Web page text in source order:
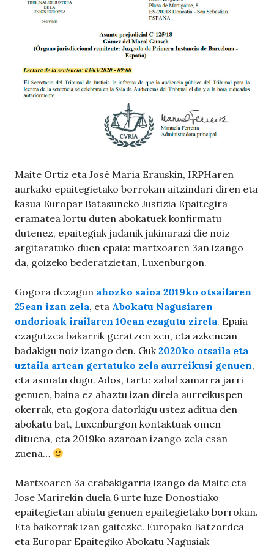
Maite Ortiz eta José María Erauskin, IRPHaren
aurkako epaitegietako borrokan aitzindari diren eta
kasua Europar Batasuneko Justizia Epaitegira
eramatea lortu duten abokatuek konfirmatu
dutenez, epaitegiak jadanik jakinarazi die noiz
argitaratuko duen epaia: martxoaren 3an izango
da, goizeko bederatzietan, Luxenburgon.
Gogora dezagun ahozko saioa 2019ko otsailaren
25ean izan zela, eta Abokatu Nagusiaren
ondorioak irailaren 10ean ezagutu zirela. Epaia
ezagutzea bakarrik geratzen zen, eta azkenean
badakigu noiz izango den. Guk 2020ko otsaila eta
uztaila artean gertatuko zela aurreikusi genuen,
eta asmatu dugu. Ados, tarte zabal xamarra jarri
genuen, baina ez ahaztu izan direla aurreikuspen
okerrak, eta gogora datorkigu ustez aditua den
abokatu bat, Luxenburgon kontaktuak omen
dituena, eta 2019ko azaroan izango zela esan
zuena…
Martxoaren 3a erabakigarria izango da Maite eta
Jose Marirekin duela 6 urte luze Donostiako
epaitegietan abiatu genuen epaitegietako borrokan.
Eta baikorrak izan gaitezke. Europako Batzordea
eta Europar Epaitegiko Abokatu Nagusiak